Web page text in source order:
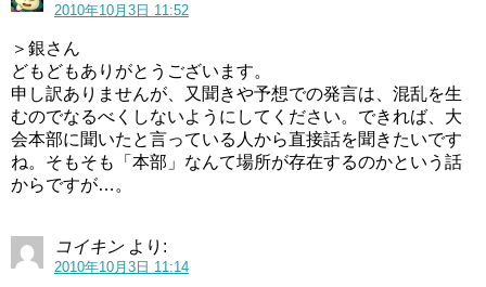
2010年10月3日 11:52
＞銀さん
どもどもありがとうございます。
申し訳ありませんが、又聞きや予想での発言は、混乱を生
むのでなるべくしないようにしてください。できれば、大
会本部に聞いたと言っている人から直接話を聞きたいです
ね。そもそも「本部」なんて場所が存在するのかという話
からですが…。
コイキン より:
2010年10月3日 11:14